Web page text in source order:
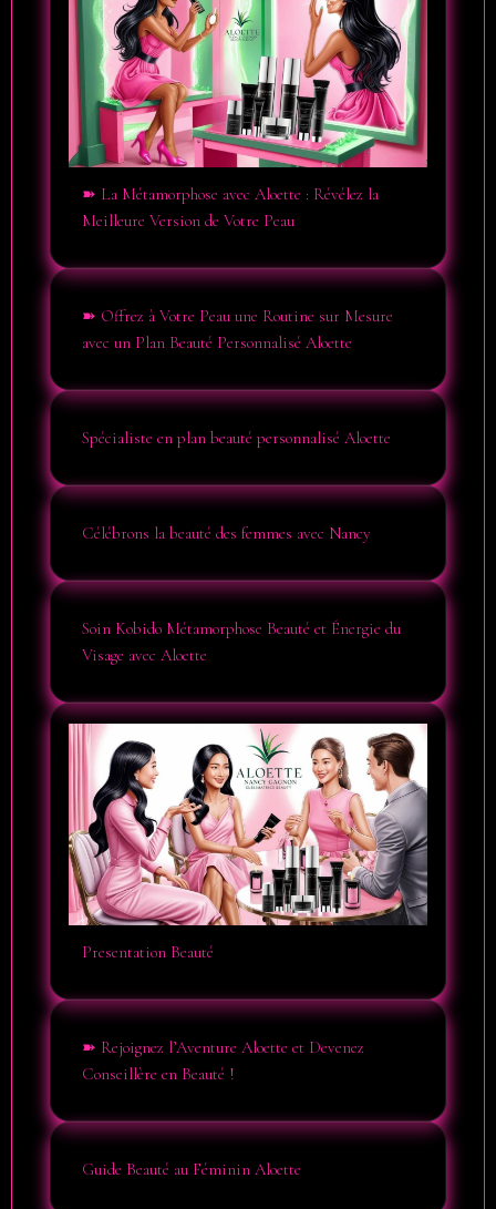
➽ La Métamorphose avec Aloette : Révélez la
Meilleure Version de Votre Peau
➽ Offrez à Votre Peau une Routine sur Mesure
avec un Plan Beauté Personnalisé Aloette
Spécialiste en plan beauté personnalisé Aloette
Célébrons la beauté des femmes avec Nancy
Soin Kobido Métamorphose Beauté et Énergie du
Visage avec Aloette
Presentation Beauté
➽ Rejoignez l’Aventure Aloette et Devenez
Conseillère en Beauté !
Guide Beauté au Féminin Aloette